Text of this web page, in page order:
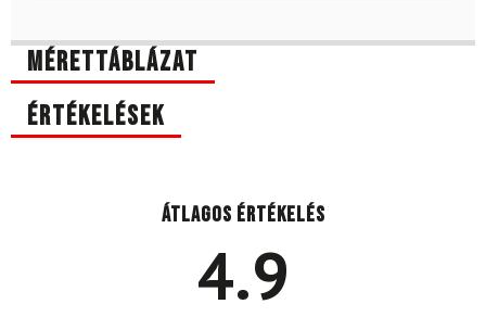
Mérettáblázat
Értékelések
Átlagos értékelés
4.9